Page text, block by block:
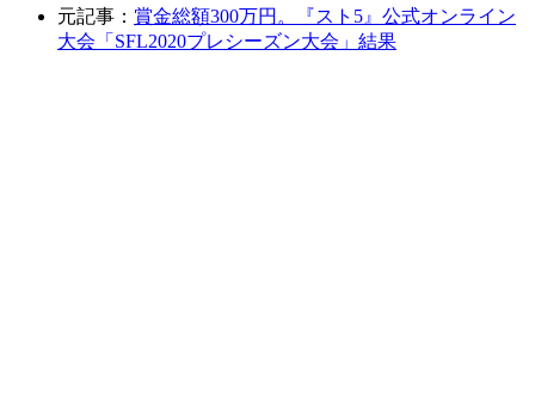
元記事： 賞金総額300万円。『スト5』公式オンライン
大会「SFL2020プレシーズン大会」結果